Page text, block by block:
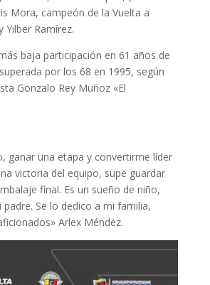
Mora, campeón de la Vuelta a
Yilber Ramírez.
baja participación en 61 años de
por los 68 en 1995, según
Gonzalo Rey Muñoz «El
ganar una etapa y convertirme líder
victoria del equipo, supe guardar
final. Es un sueño de niño,
padre. Se lo dedico a mi familia,
Arlex Méndez.